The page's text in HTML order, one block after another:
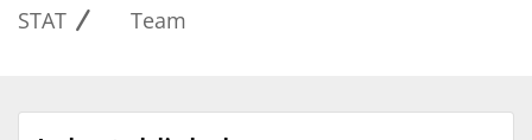
STAT Team